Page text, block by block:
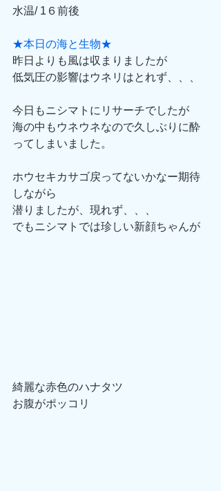
水温/ 1６前後
★本日の海と生物★
昨日よりも風は収まりましたが
低気圧の影響はウネリはとれず、、、
今日もニシマトにリサーチでしたが
海の中もウネウネなので久しぶりに酔
ってしまいました。
ホウセキカサゴ戻ってないかなー期待
しながら
潜りましたが、現れず、、、
でもニシマトでは珍しい新顔ちゃんが
綺麗な赤色のハナタツ
お腹がポッコリ